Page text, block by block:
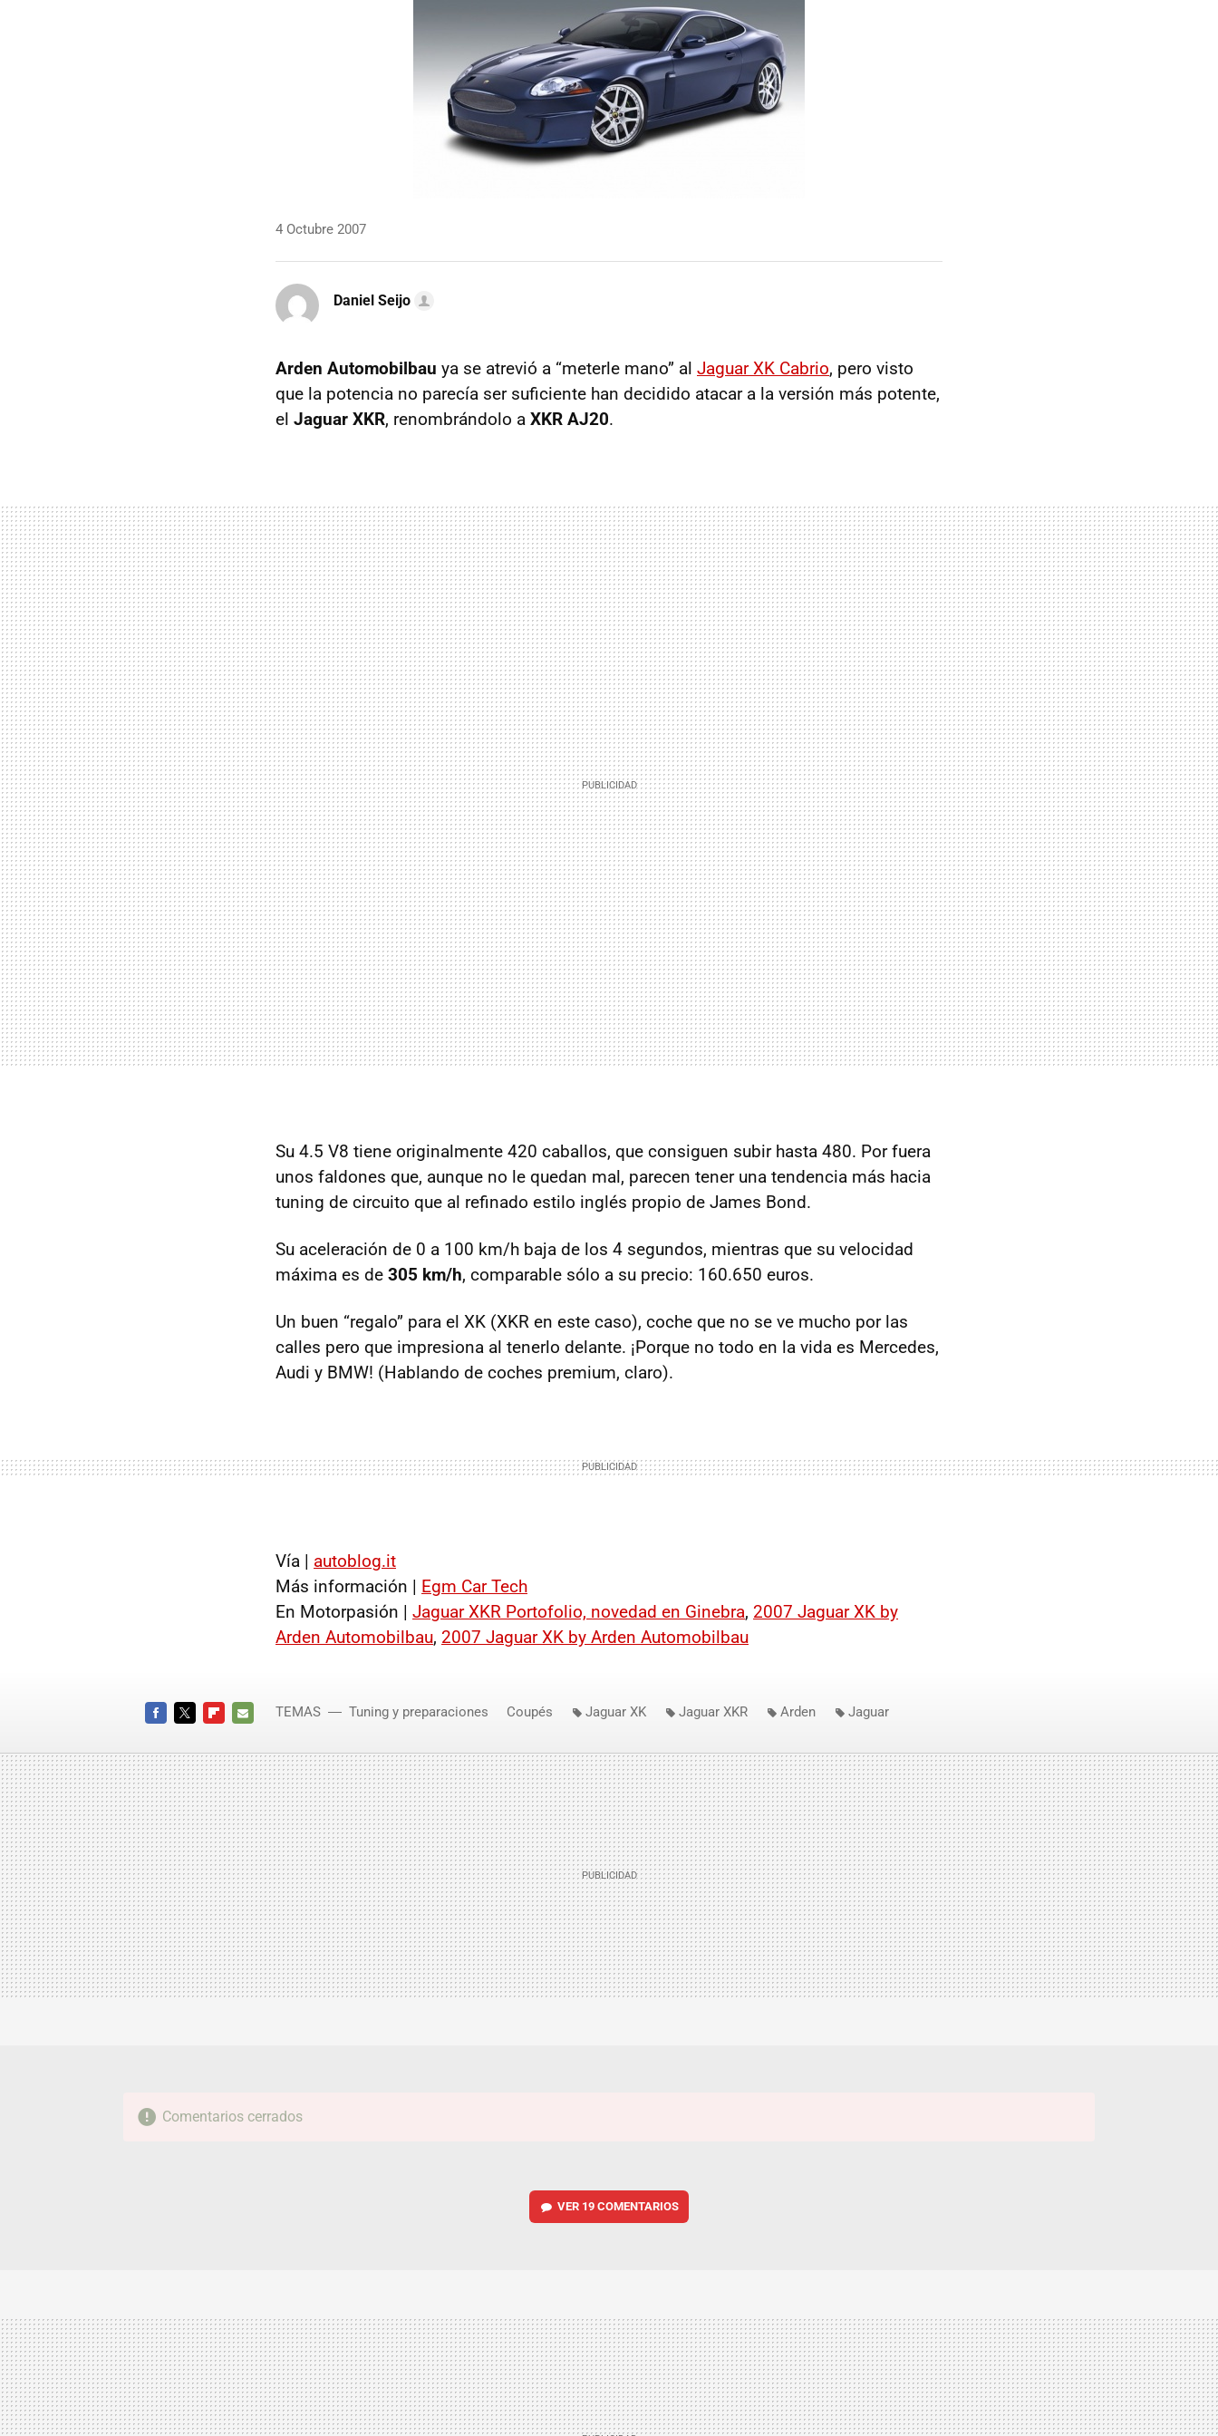
4 Octubre 2007
Daniel Seijo
Arden Automobilbau ya se atrevió a “meterle mano” al Jaguar XK Cabrio, pero visto
que la potencia no parecía ser suficiente han decidido atacar a la versión más potente,
el Jaguar XKR, renombrándolo a XKR AJ20.
Su 4.5 V8 tiene originalmente 420 caballos, que consiguen subir hasta 480. Por fuera
unos faldones que, aunque no le quedan mal, parecen tener una tendencia más hacia
tuning de circuito que al refinado estilo inglés propio de James Bond.
Su aceleración de 0 a 100 km/h baja de los 4 segundos, mientras que su velocidad
máxima es de 305 km/h, comparable sólo a su precio: 160.650 euros.
Un buen “regalo” para el XK (XKR en este caso), coche que no se ve mucho por las
calles pero que impresiona al tenerlo delante. ¡Porque no todo en la vida es Mercedes,
Audi y BMW! (Hablando de coches premium, claro).
Vía | autoblog.it
Más información | Egm Car Tech
En Motorpasión | Jaguar XKR Portofolio, novedad en Ginebra, 2007 Jaguar XK by
Arden Automobilbau, 2007 Jaguar XK by Arden Automobilbau
MAIL
TEMAS Tuning y preparaciones Coupés Jaguar XK Jaguar XKR Arden Jaguar
Comentarios cerrados
VER 19 COMENTARIOS